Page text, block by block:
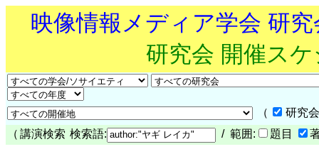
映像情報メディア学会 研
研究会 開催ス
（
研究
（ 講演検索 検索語: / 範囲: 題目